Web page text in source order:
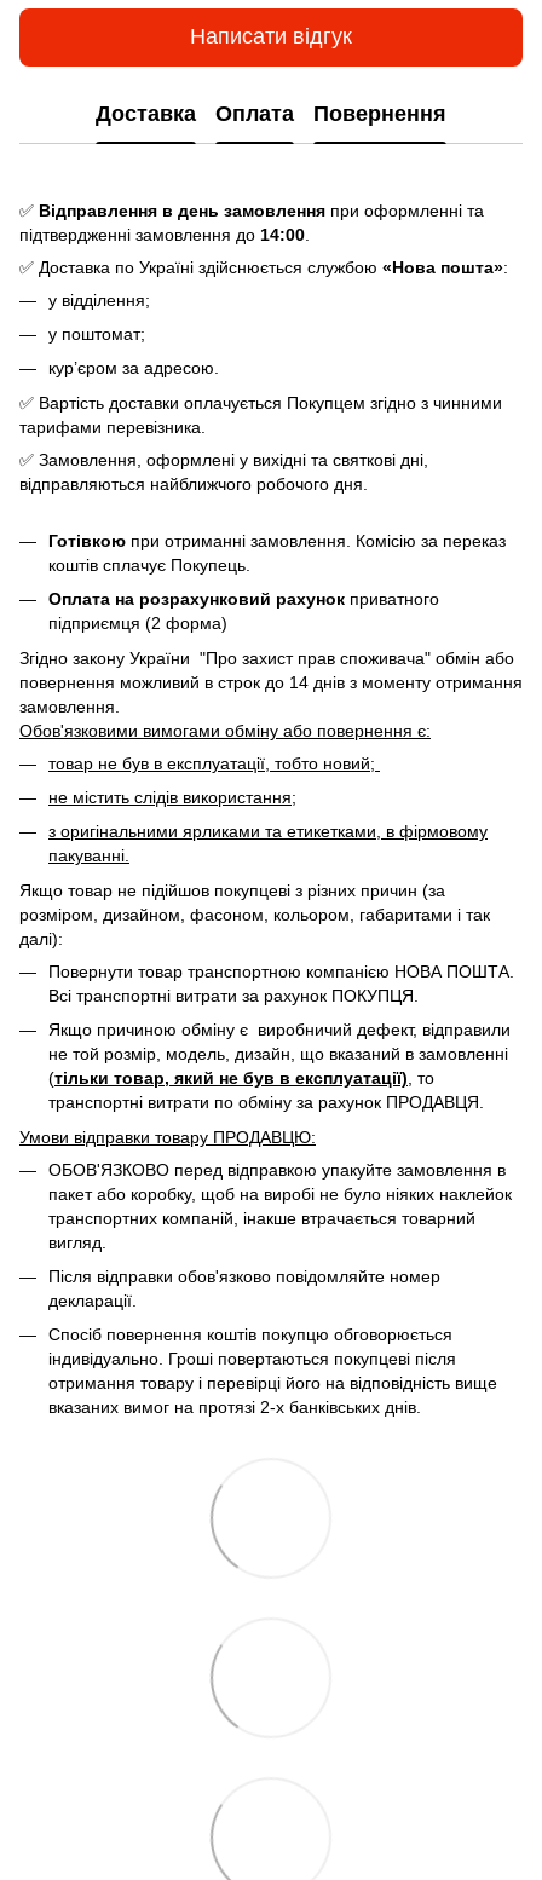
Написати відгук
Доставка Оплата Повернення
✅ Відправлення в день замовлення при оформленні та
підтвердженні замовлення до 14:00
✅ Доставка по Україні здійснюється службою «Нова пошта»:
у відділення;
у поштомат;
кур’єром за адресою.
✅ Вартість доставки оплачується Покупцем згідно з чинними
тарифами перевізника.
✅ Замовлення, оформлені у вихідні та святкові дні,
відправляються найближчого робочого дня.
Готівкою при отриманні замовлення. Комісію за переказ
коштів сплачує Покупець.
Оплата на розрахунковий рахунок приватного
підприємця (2 форма)
Згідно закону України "Про захист прав споживача" обмін або
повернення можливий в строк до 14 днів з моменту отримання
замовлення.
Обов'язковими вимогами обміну або повернення є:
товар не був в експлуатації, тобто новий;
не містить слідів використання;
з оригінальними ярликами та етикетками, в фірмовому
пакуванні.
Якщо товар не підійшов покупцеві з різних причин (за
розміром, дизайном, фасоном, кольором, габаритами і так
далі):
Повернути товар транспортною компанією НОВА ПОШТА.
Всі транспортні витрати за рахунок ПОКУПЦЯ.
Якщо причиною обміну є виробничий дефект, відправили
не той розмір, модель, дизайн, що вказаний в замовленні
(тільки товар, який не був в експлуатації) , то
транспортні витрати по обміну за рахунок ПРОДАВЦЯ. ​
Умови відправки товару ПРОДАВЦЮ:
ОБОВ'ЯЗКОВО перед відправкою упакуйте замовлення в
пакет або коробку, щоб на виробі не було ніяких наклейок
транспортних компаній, інакше втрачається товарний
вигляд.
Після відправки обов'язково повідомляйте номер
декларації.
Спосіб повернення коштів покупцю обговорюється
індивідуально. Гроші повертаються покупцеві після
отримання товару і перевірці його на відповідність вище
вказаних вимог на протязі 2-х банківських днів.